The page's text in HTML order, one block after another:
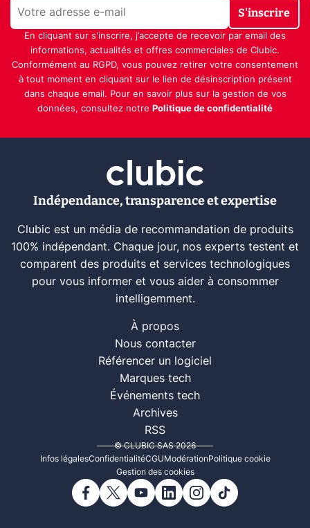
S'inscrire
En cliquant sur s'inscrire, j’accepte de recevoir par email des
informations, actualités et offres commerciales de Clubic.
Conformément au RGPD, vous pouvez retirer votre consentement
à tout moment en cliquant sur le lien de désinscription présent
dans chaque email. Pour en savoir plus sur la gestion de vos
données, consultez notre Politique de confidentialité
Indépendance, transparence et expertise
Clubic est un média de recommandation de produits
100% indépendant. Chaque jour, nos experts testent et
comparent des produits et services technologiques
pour vous informer et vous aider à consommer
intelligemment.
À propos
Nous contacter
Référencer un logiciel
Marques tech
Événements tech
Archives
RSS
© CLUBIC SAS 2026
Infos légalesConfidentialitéCGUModérationPolitique cookie
Gestion des cookies